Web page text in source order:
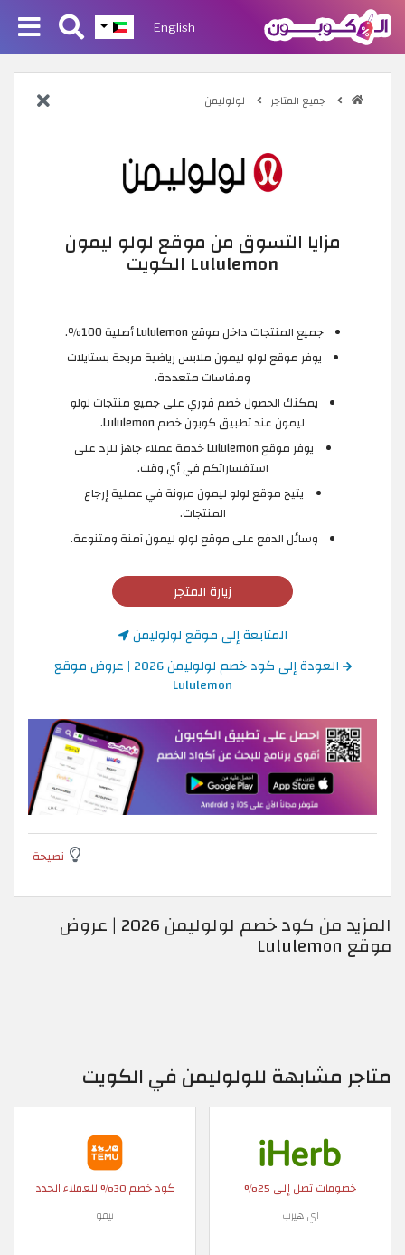
English
جميع المتاجر لولوليمن
مزايا التسوق من موقع لولو ليمون
Lululemon الكويت
جميع المنتجات داخل موقع Lululemon أصلية 100٪.
يوفر موقع لولو ليمون ملابس رياضية مريحة بستايلات
ومقاسات متعددة.
يمكنك الحصول خصم فوري على جميع منتجات لولو
ليمون عند تطبيق كوبون خصم Lululemon.
يوفر موقع Lululemon خدمة عملاء جاهز للرد على
استفساراتكم في أي وقت.
يتيح موقع لولو ليمون مرونة في عملية إرجاع
المنتجات.
وسائل الدفع على موقع لولو ليمون آمنة ومتنوعة.
زيارة المتجر
المتابعة إلى موقع لولوليمن
العودة إلى كود خصم لولوليمن 2026 | عروض موقع
Lululemon
نصيحة
المزيد من كود خصم لولوليمن 2026 | عروض
موقع Lululemon
متاجر مشابهة للولوليمن في الكويت
خصومات تصل إلى 25%
اي هيرب
كود خصم 30% للعملاء الجدد
تيمو